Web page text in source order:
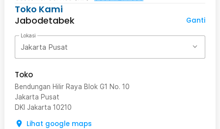
Toko Kami
Jabodetabek
Ganti
Lokasi
Jakarta Pusat
Toko
Bendungan Hilir Raya Blok G1 No. 10
Jakarta Pusat
DKI Jakarta 10210
Lihat google maps